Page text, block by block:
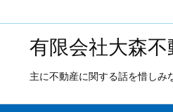
有限会社大森
主に不動産に関する話を惜しみ